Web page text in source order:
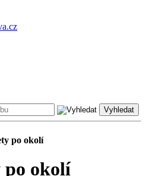
Vyhledat
po okolí
po okolí